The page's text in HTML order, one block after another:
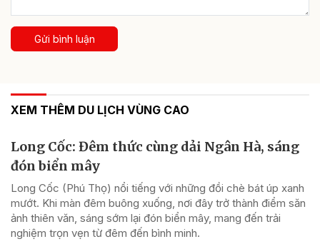
Gửi bình luận
XEM THÊM DU LỊCH VÙNG CAO
Long Cốc: Đêm thức cùng dải Ngân Hà, sáng
đón biển mây
Long Cốc (Phú Thọ) nổi tiếng với những đồi chè bát úp xanh
mướt. Khi màn đêm buông xuống, nơi đây trở thành điểm săn
ảnh thiên văn, sáng sớm lại đón biển mây, mang đến trải
nghiệm trọn vẹn từ đêm đến bình minh.